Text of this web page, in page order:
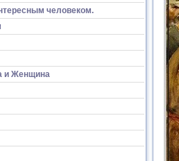
человеком.
и Женщина